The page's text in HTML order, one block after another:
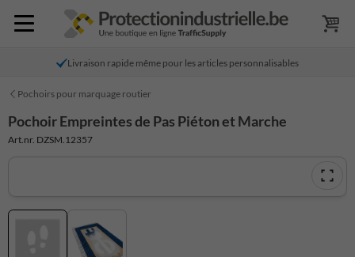
Livraison rapide même pour les articles personnalisables
Pochoirs pour marquage routier
Pochoir Empreintes de Pas Piéton et Marche
Art.nr. DZSM.12357